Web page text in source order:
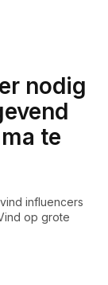
nodig
te
influencers
op grote